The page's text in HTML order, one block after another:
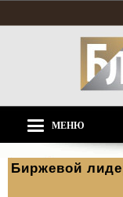
МЕНЮ
Биржевой